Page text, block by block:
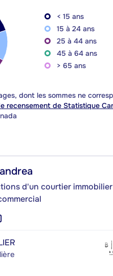
< 15 ans
15 à 24 ans
25 à 44 ans
45 à 64 ans
> 65 ans
dont les sommes ne
recensement de Statistique
d'un courtier immobilier